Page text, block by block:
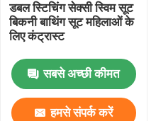
डबल स्टिचिंग सेक्सी स्विम सूट
बिकनी बाथिंग सूट महिलाओं के
लिए कंट्रास्ट
सबसे अच्छी कीमत
हमसे संपर्क करें